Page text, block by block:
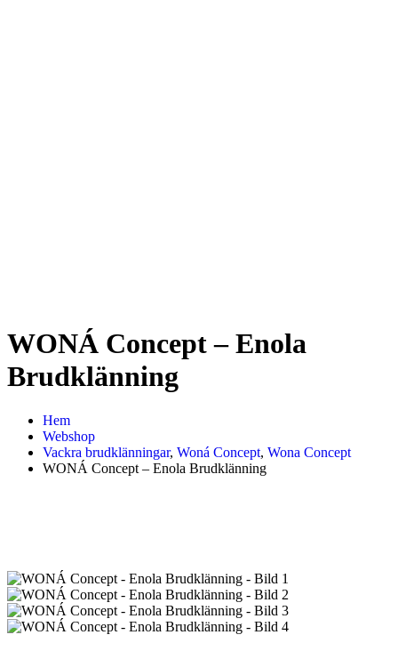
WONÁ Concept – Enola
Brudklänning
Hem
Webshop
Vackra brudklänningar, Woná Concept, Wona Concept
WONÁ Concept – Enola Brudklänning